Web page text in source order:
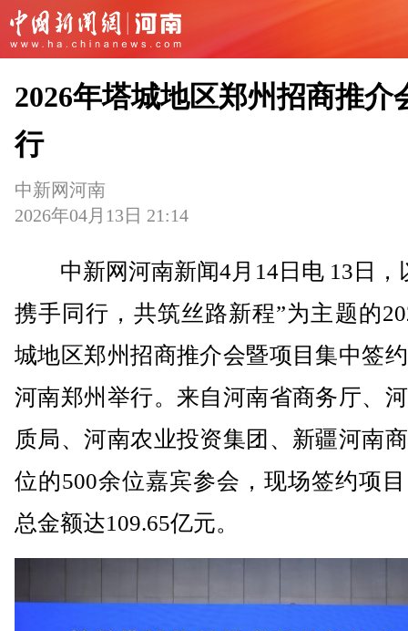
2026年塔城地区郑州招商推介
行
中新网河南
2026年04月13日 21:14
中新网河南新闻4月14日电 13日，
携手同行，共筑丝路新程”为主题的
城地区郑州招商推介会暨项目集中签
河南郑州举行。来自河南省商务厅、
质局、河南农业投资集团、新疆河南
位的500余位嘉宾参会，现场签约项
总金额达109.65亿元。